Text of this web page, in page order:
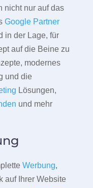
nicht nur auf das
Google Partner
in der Lage, für
auf die Beine zu
modernes
und die
Lösungen,
und mehr
Werbung,
auf Ihrer Website